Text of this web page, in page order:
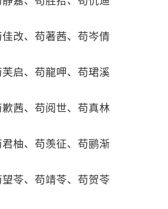
改、苟著茜、苟岑倩
启、苟龍呷、苟珺溪
茜、苟阅世、苟真林
柚、苟羡征、苟鹂渐
苓、苟靖苓、苟贺苓